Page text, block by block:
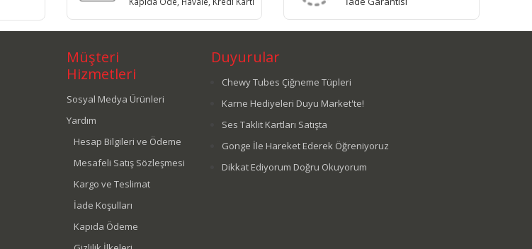
Müşteri
Hizmetleri
Sosyal Medya Ürünleri
Yardım
Hesap Bilgileri ve Ödeme
Mesafeli Satış Sözleşmesi
Kargo ve Teslimat
İade Koşulları
Kapıda Ödeme
Duyurular
Chewy Tubes Çiğneme Tüpleri
Karne Hediyeleri Duyu Market'te!
Ses Taklit Kartları Satışta
Gonge İle Hareket Ederek Öğreniyoruz
Dikkat Ediyorum Doğru Okuyorum